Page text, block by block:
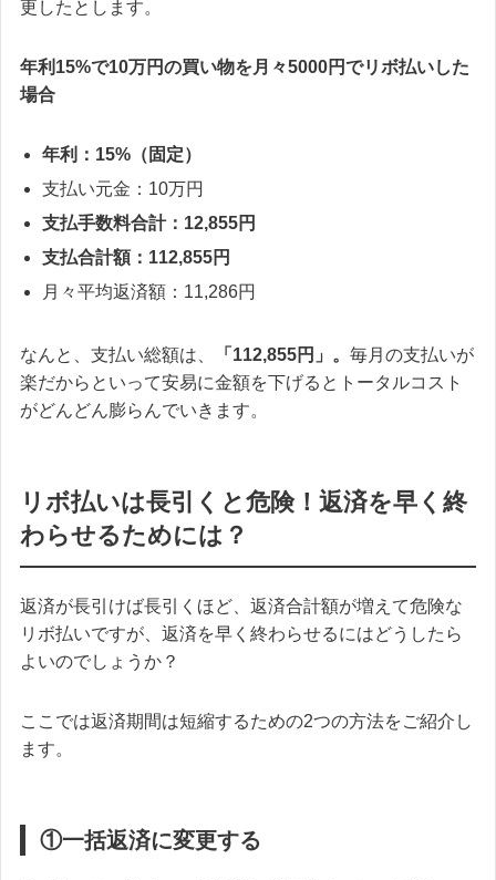
更したとします。
年利15%で10万円の買い物を月々5000円でリボ払いした
場合
年利：15%（固定）
支払い元金：10万円
支払手数料合計：12,855円
支払合計額：112,855円
月々平均返済額：11,286円
なんと、支払い総額は、 「112,855円」。 毎月の支払いが
楽だからといって安易に金額を下げるとトータルコスト
がどんどん膨らんでいきます。
リボ払いは長引くと危険！返済を早く終
わらせるためには？
返済が長引けば長引くほど、返済合計額が増えて危険な
リボ払いですが、返済を早く終わらせるにはどうしたら
よいのでしょうか？
ここでは返済期間は短縮するための2つの方法をご紹介し
ます。
①一括返済に変更する